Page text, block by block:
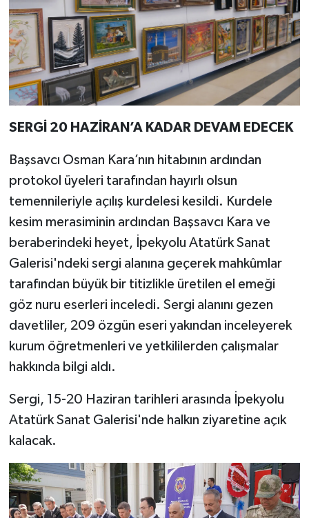
SERGİ 20 HAZİRAN’A KADAR DEVAM EDECEK
Başsavcı Osman Kara’nın hitabının ardından
protokol üyeleri tarafından hayırlı olsun
temennileriyle açılış kurdelesi kesildi. Kurdele
kesim merasiminin ardından Başsavcı Kara ve
beraberindeki heyet, İpekyolu Atatürk Sanat
Galerisi'ndeki sergi alanına geçerek mahkûmlar
tarafından büyük bir titizlikle üretilen el emeği
göz nuru eserleri inceledi. Sergi alanını gezen
davetliler, 209 özgün eseri yakından inceleyerek
kurum öğretmenleri ve yetkililerden çalışmalar
hakkında bilgi aldı.
Sergi, 15-20 Haziran tarihleri arasında İpekyolu
Atatürk Sanat Galerisi'nde halkın ziyaretine açık
kalacak.